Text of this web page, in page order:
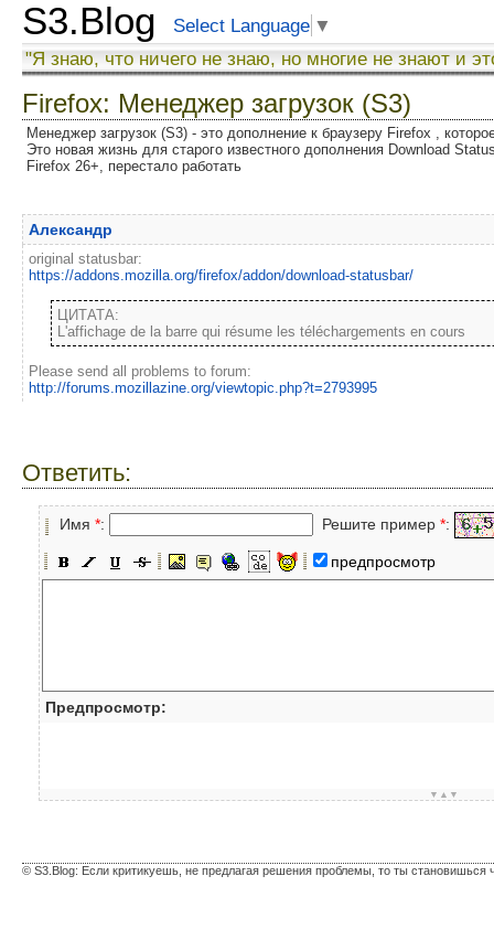
S3.Blog Select Language ▼
"Я знаю, что ничего не знаю, но многие не знают и
Firefox: Менеджер загрузок (S3)
Менеджер загрузок (S3) - это дополнение к браузеру Firefox ,
Это новая жизнь для старого известного дополнения Download
Firefox 26+, перестало работать
Александр
original statusbar:
https://addons.mozilla.org/firefox/addon/download-statusbar/
L'affichage de la barre qui résume les téléchargements en cours
Please send all problems to forum:
http://forums.mozillazine.org/viewtopic.php?t=2793995
Ответить:
Имя *: Решите пример *:
предпросмотр
Предпросмотр:
▼▲▼
© S3.Blog: Если критикуешь, не предлагая решения проблемы, то ты становишься